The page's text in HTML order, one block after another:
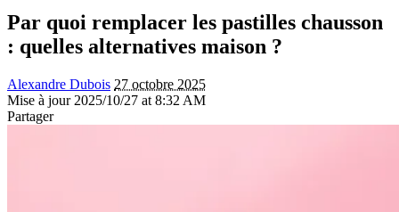
Par quoi remplacer les pastilles chausson
: quelles alternatives maison ?
Alexandre Dubois 27 octobre 2025
Mise à jour 2025/10/27 at 8:32 AM
Partager